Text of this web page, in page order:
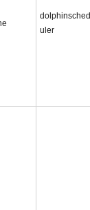
dolphinsched
uler